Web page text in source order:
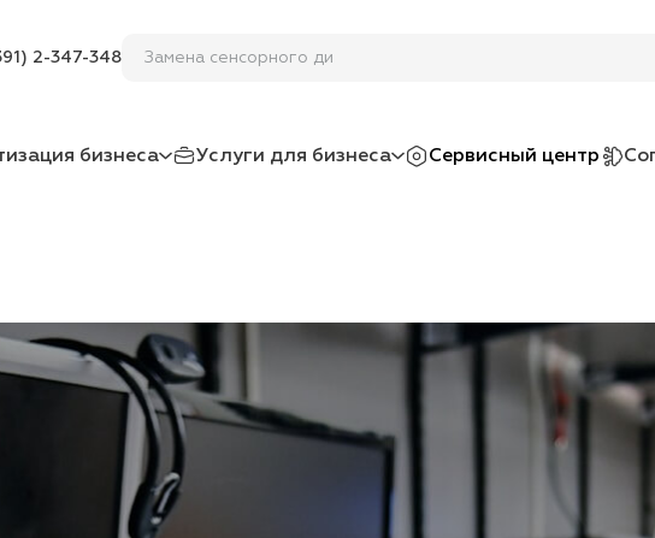
2-347-348
бизнеса Услуги для бизнеса Сервисный центр